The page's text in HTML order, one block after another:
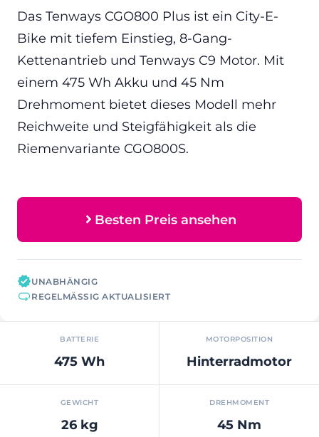
Das Tenways CGO800 Plus ist ein City-E-
Bike mit tiefem Einstieg, 8-Gang-
Kettenantrieb und Tenways C9 Motor. Mit
einem 475 Wh Akku und 45 Nm
Drehmoment bietet dieses Modell mehr
Reichweite und Steigfähigkeit als die
Riemenvariante CGO800S.
Besten Preis ansehen
UNABHÄNGIG
REGELMÄSSIG AKTUALISIERT
BATTERIE
475 Wh
MOTORPOSITION
Hinterradmotor
GEWICHT
26 kg
DREHMOMENT
45 Nm